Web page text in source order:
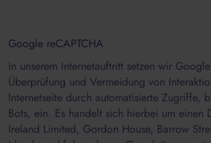
Google reCAPTCHA
In unserem Internetauftritt setzen wir
Überprüfung und Vermeidung von
Internetseite durch automatisierte Zugriffe,
Bots, ein. Es handelt sich hierbei um einen
Ireland Limited, Gordon House, Barrow